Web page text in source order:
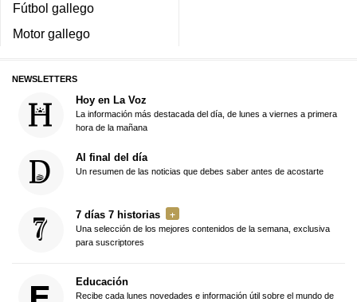
Fútbol gallego
Motor gallego
NEWSLETTERS
Hoy en La Voz
La información más destacada del día, de lunes a viernes a primera
hora de la mañana
Al final del día
Un resumen de las noticias que debes saber antes de acostarte
7 días 7 historias
Una selección de los mejores contenidos de la semana, exclusiva
para suscriptores
Educación
Recibe cada lunes novedades e información útil sobre el mundo de